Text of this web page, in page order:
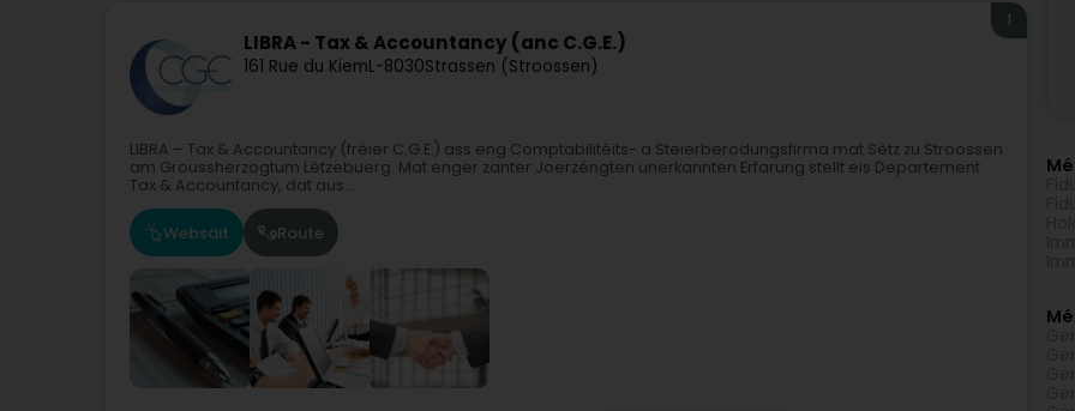
LIBRA - Tax & Accountancy (anc C.G.E.)
161 Rue du KiemL-8030Strassen (Stroossen)
1
LIBRA – Tax & Accountancy (fréier C.G.E.) ass eng Comptabilitéits- a Steierberodungsfirma mat Sëtz zu Stroossen
am Groussherzogtum Lëtzebuerg. Mat enger zanter Joerzéngten unerkannten Erfarung stellt eis Departement
Tax & Accountancy, dat aus...
Websäit Route